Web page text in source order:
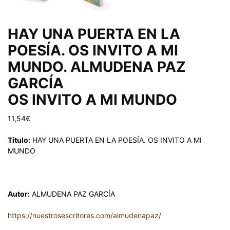
HAY UNA PUERTA EN LA
POESÍA. OS INVITO A MI
MUNDO. ALMUDENA PAZ
GARCÍA
OS INVITO A MI MUNDO
11,54€
Título: HAY UNA PUERTA EN LA POESÍA. OS INVITO A MI
MUNDO
Autor: ALMUDENA PAZ GARCÍA
https://nuestrosescritores.com/almudenapaz/